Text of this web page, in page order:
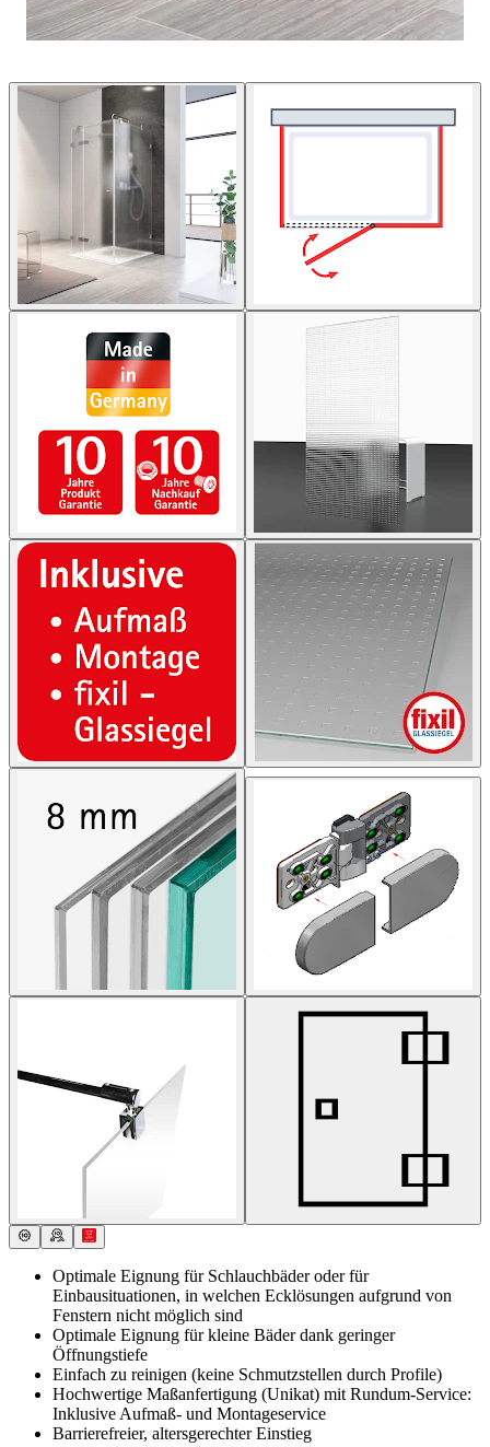
Optimale Eignung für Schlauchbäder oder für
Einbausituationen, in welchen Ecklösungen aufgrund von
Fenstern nicht möglich sind
Optimale Eignung für kleine Bäder dank geringer
Öffnungstiefe
Einfach zu reinigen (keine Schmutzstellen durch Profile)
Hochwertige Maßanfertigung (Unikat) mit Rundum-Service:
Inklusive Aufmaß- und Montageservice
Barrierefreier, altersgerechter Einstieg